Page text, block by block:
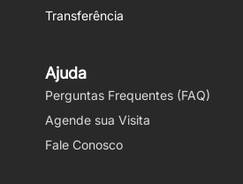
Transferência
Ajuda
Perguntas Frequentes (FAQ)
Agende sua Visita
Fale Conosco